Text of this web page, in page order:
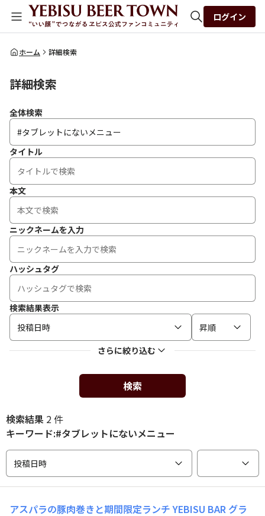
全体検索
ログイン
ホーム 詳細検索
詳細検索
全体検索
タイトル
本文
ニックネームを入力
ハッシュタグ
検索結果表示
投稿日時
昇順
さらに絞り込む
検索
検索結果 2 件
キーワード:#タブレットにないメニュー
投稿日時
アスパラの豚肉巻きと期間限定ランチ YEBISU BAR グラ